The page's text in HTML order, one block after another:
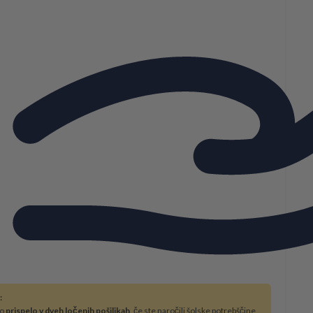
prispelo v dveh ločenih pošiljkah, če ste naročili šolske potrebščine